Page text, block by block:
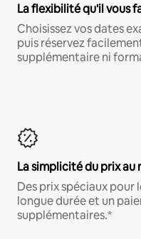
La flexibilité qu'il vous
Choisissez vos dates
puis réservez
supplémentaire ni
La simplicité du prix au
Des prix spéciaux pour
longue durée et un
supplémentaires.*